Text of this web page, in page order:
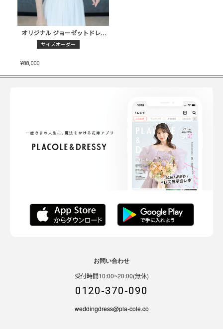
オリジナル ジョーゼットドレス〈PD-WDOR-71〉
サイズオーダー
¥88,000
お問い合わせ
受付時間10:00~20:00(無休)
0120-370-090
weddingdress@pla-cole.co